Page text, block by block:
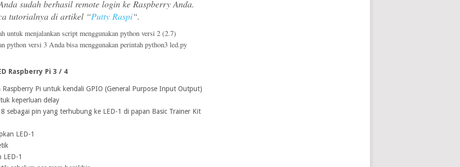
sudah berhasil remote login ke Raspberry Anda.
tutorialnya di artikel “Putty Raspi“.
untuk menjalankan script menggunakan python versi 2 (2.7)
python versi 3 Anda bisa menggunakan perintah python3 led.py
Raspberry Pi 3 / 4
Raspberry Pi untuk kendali GPIO (General Purpose Input Output)
keperluan delay
sebagai pin yang terhubung ke LED-1 di papan Basic Trainer Kit
LED-1
LED-1